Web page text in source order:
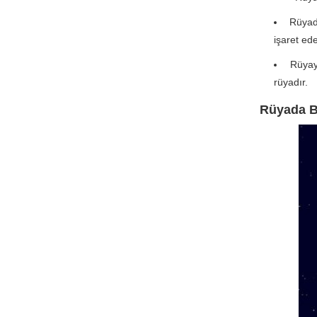
işaret
rüyadır.
Rüyada